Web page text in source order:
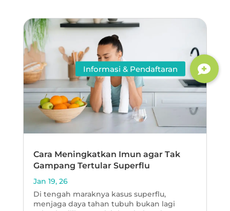
Cara Meningkatkan Imun agar Tak
Gampang Tertular Superflu
Jan 19, 26
Di tengah maraknya kasus superflu,
menjaga daya tahan tubuh bukan lagi